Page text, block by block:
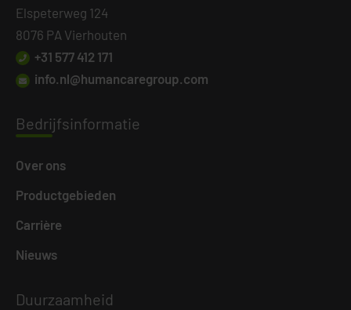
Elspeterweg 124
8076 PA Vierhouten
+31 577 412 171
info.nl@humancaregroup.com
Bedrijfsinformatie
Over ons
Productgebieden
Carrière
Nieuws
Duurzaamheid